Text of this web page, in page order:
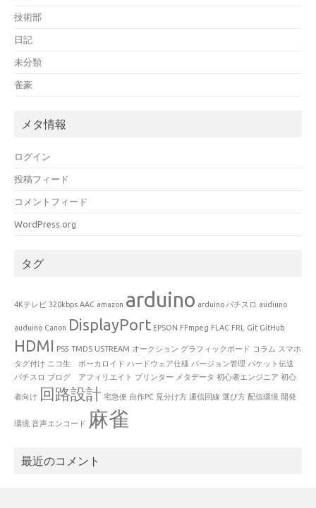
技術部
日記
未分類
雀豪
メタ情報
ログイン
投稿フィード
コメントフィード
WordPress.org
タグ
4Kテレビ 320kbps AAC amazon arduino arduino パチスロ audiuno
auduino Canon DisplayPort EPSON FFmpeg FLAC FRL Git GitHub
HDMI PS5 TMDS USTREAM オークション グラフィックボード コラム スマホ
タグ付け ニコ生 ボーカロイド ハードウェア仕様 バージョン管理 パケット伝送
パチスロ ブログ アフィリエイト プリンター メタデータ 初心者エンジニア 初心
者向け 回路設計 宅急便 自作PC 見分け方 通信回線 選び方 配信環境 開発
環境 音声エンコード 麻雀
最近のコメント